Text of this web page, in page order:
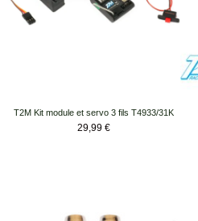
T2M Kit module et servo 3 fils T4933/31K
Prix
29,99 €